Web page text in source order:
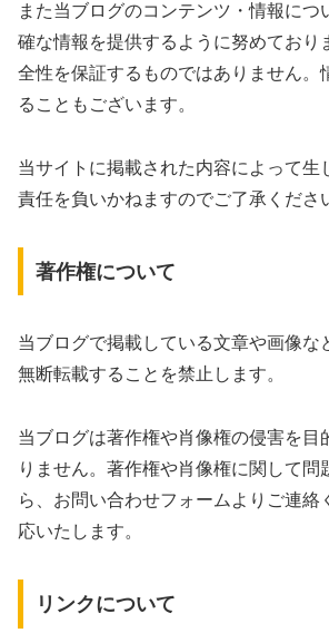
また当ブログのコンテンツ・情報につ
確な情報を提供するように努めており
全性を保証するものではありません。
ることもございます。
当サイトに掲載された内容によって生
責任を負いかねますのでご了承くださ
著作権について
当ブログで掲載している文章や画像な
無断転載することを禁止します。
当ブログは著作権や肖像権の侵害を目
りません。著作権や肖像権に関して問
ら、お問い合わせフォームよりご連絡
応いたします。
リンクについて